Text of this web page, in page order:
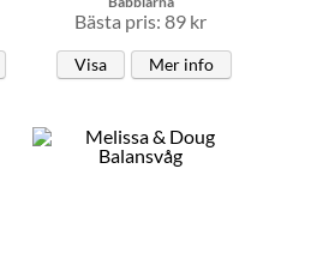
Bästa pris: 89 kr
Visa Mer info